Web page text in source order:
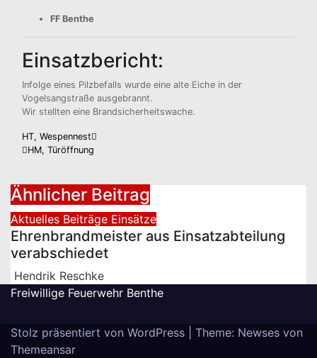
FF Benthe
Einsatzbericht:
Infolge eines Pilzbefalls wurde eine alte Eiche in der
Vogelsangstraße ausgebrannt.
Wir stellten eine Brandsicherheitswache.
Beitragsnavigation
HT, Wespennest
HM, Türöffnung
Ähnlicher Beitrag
Aktuelles Beiträge Einsätze
Ehrenbrandmeister aus Einsatzabteilung
verabschiedet
Hendrik Reschke
Freiwillige Feuerwehr Benthe
Stolz präsentiert von WordPress
Theme: Newses von
Themeansar